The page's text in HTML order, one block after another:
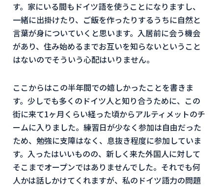
す。家にいる間もドイツ語を使うことになりますし、
一緒に出掛けたり、ご飯を作ったりするうちに自然と
言葉が身についていくと思います。入居前に会う機会
があり、住み始めるまでお互いを知らないということ
はないのでそういう心配はいりません。
ここからはこの半年間での嬉しかったことを書きま
す。少しでも多くのドイツ人と知り合うために、この
街に来て1ヶ月くらい経った頃からアルティメットのチ
ームに入りました。練習日が少なく参加は自由だった
ため、勉強に支障はなく、息抜き程度に参加していま
す。入ったはいいものの、新しく来た外国人に対して
そこまでオープンではありませんでした。それでも何
人かは話しかけてくれますが、私のドイツ語力の問題